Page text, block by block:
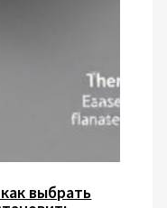
выбрать